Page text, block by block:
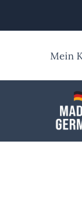
Mein